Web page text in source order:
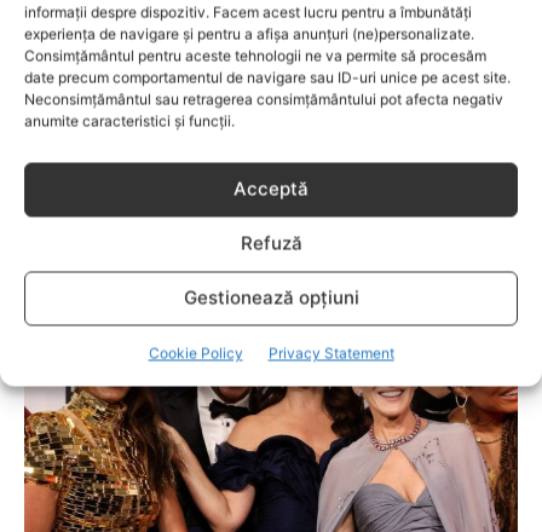
informații despre dispozitiv. Facem acest lucru pentru a îmbunătăți
experiența de navigare și pentru a afișa anunțuri (ne)personalizate.
Consimțământul pentru aceste tehnologii ne va permite să procesăm
date precum comportamentul de navigare sau ID-uri unice pe acest site.
Neconsimțământul sau retragerea consimțământului pot afecta negativ
anumite caracteristici și funcții.
Acceptă
Refuză
Gestionează opțiuni
Cookie Policy Privacy Statement
VEDETE
Claudiu Bleonţ, omul care „încearcă să-şi
reactiveze constant copilul din el”